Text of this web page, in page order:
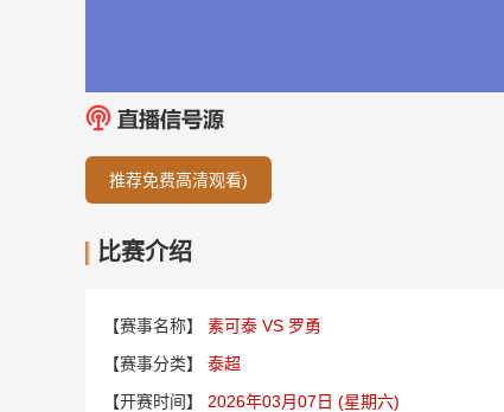
推荐免费高清观看)
比赛介绍
【赛事名称】
素可泰 VS 罗勇
【赛事分类】
泰超
【开赛时间】
2026年03月07日 (星期六)